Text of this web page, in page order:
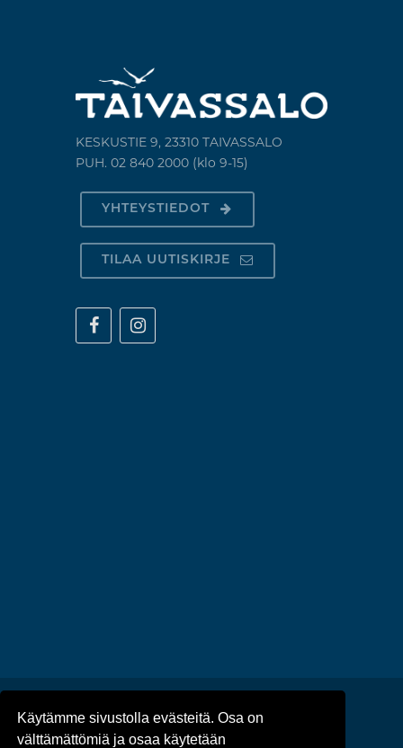
Käytämme sivustolla evästeitä. Osa on
välttämättömiä ja osaa käytetään
KESKUSTIE 9, 23310 TAIVASSALO
PUH. 02 840 2000 (klo 9-15)
YHTEYSTIEDOT
TILAA UUTISKIRJE
Ajankohtaista /Tapahtumat